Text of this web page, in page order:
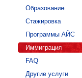
Образование
Стажировка
Программы АЙС
Иммиграция
FAQ
Другие услуги